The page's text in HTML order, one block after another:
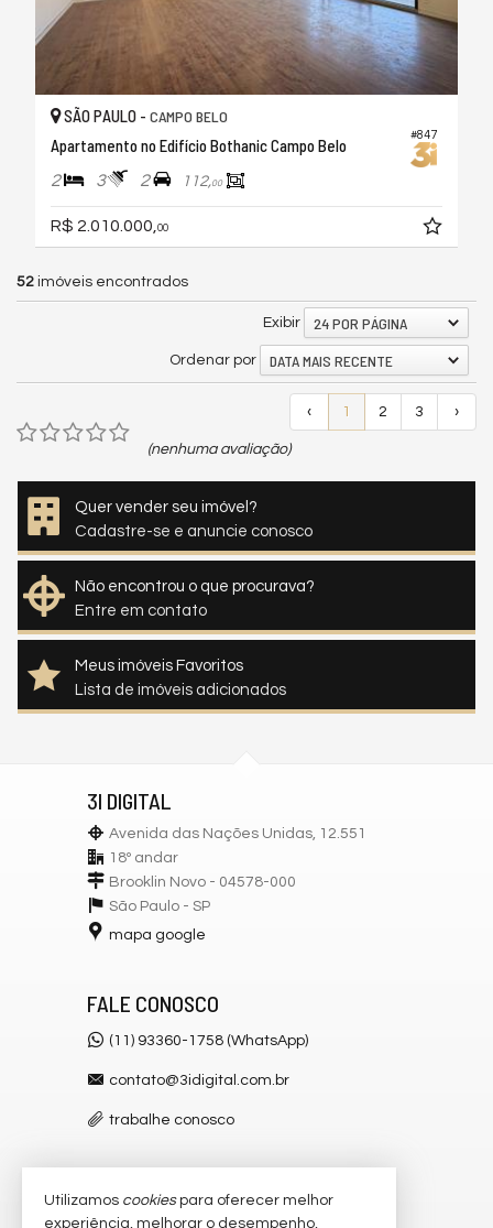
#847
SÃO PAULO - CAMPO BELO
Apartamento no Edifício Bothanic Campo Belo
2 3 2 112,00
R$ 2.010.000, 00
52 imóveis encontrados
Exibir 24 POR PÁGINA
Ordenar por DATA MAIS RECENTE
‹ 1 2 3 ›
(nenhuma avaliação)
Quer vender seu imóvel?
Cadastre-se e anuncie conosco
Não encontrou o que procurava?
Entre em contato
Meus imóveis Favoritos
Lista de imóveis adicionados
3I DIGITAL
Avenida das Nações Unidas, 12.551
18º andar
Brooklin Novo - 04578-000
São Paulo - SP
mapa google
FALE CONOSCO
(11) 93360-1758 (WhatsApp)
contato@3idigital.com.br
trabalhe conosco
VEJA MAIS
Utilizamos cookiespara oferecer melhor
experiência, melhorar o desempenho,